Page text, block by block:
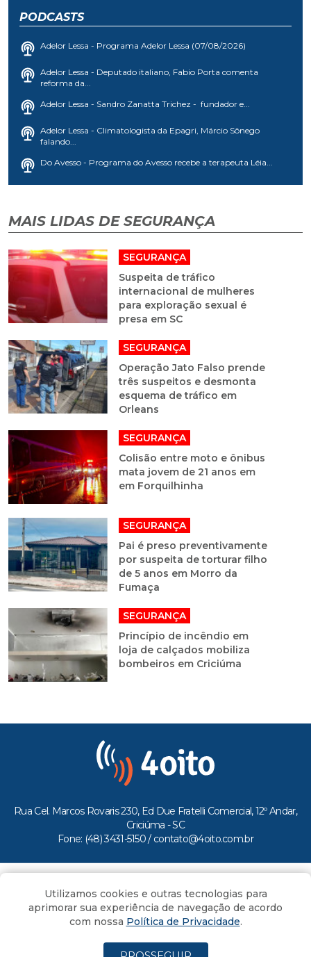
PODCASTS
Adelor Lessa - Programa Adelor Lessa (07/08/2026)
Adelor Lessa - Deputado italiano, Fabio Porta comenta
reforma da...
Adelor Lessa - Sandro Zanatta Trichez - fundador e...
Adelor Lessa - Climatologista da Epagri, Márcio Sônego
falando...
Do Avesso - Programa do Avesso recebe a terapeuta Léia...
MAIS LIDAS DE SEGURANÇA
SEGURANÇA
Suspeita de tráfico
internacional de mulheres
para exploração sexual é
presa em SC
SEGURANÇA
Operação Jato Falso prende
três suspeitos e desmonta
esquema de tráfico em
Orleans
SEGURANÇA
Colisão entre moto e ônibus
mata jovem de 21 anos em
em Forquilhinha
SEGURANÇA
Pai é preso preventivamente
por suspeita de torturar filho
de 5 anos em Morro da
Fumaça
SEGURANÇA
Princípio de incêndio em
loja de calçados mobiliza
bombeiros em Criciúma
Rua Cel. Marcos Rovaris 230, Ed Due Fratelli Comercial, 12º Andar,
Criciúma - SC
Fone: (48) 3431-5150 / contato@4oito.com.br
Todos os direitos reservados ao Portal 4oito
Utilizamos cookies e outras tecnologias para
aprimorar sua experiência de navegação de acordo
com nossa Política de Privacidade.